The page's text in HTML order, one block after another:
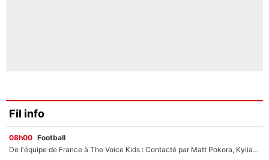
Fil info
08h00 Football
De l'équipe de France à The Voice Kids : Contacté par Matt Pokora, Kylian Mbappé a accepté de jouer un rôle inédit sur TF1 !